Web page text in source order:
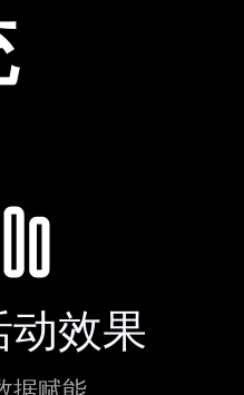
周年
周年
周年
效果